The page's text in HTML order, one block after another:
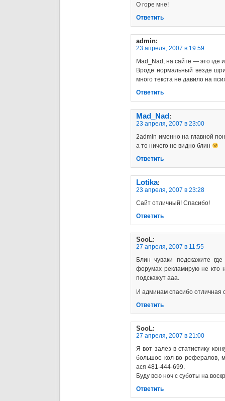
О горе мне!
Ответить
admin:
23 апреля, 2007 в 19:59
Mad_Nad, на сайте — это где
Вроде нормальный везде
много текста не давило на
Ответить
Mad_Nad :
23 апреля, 2007 в 23:00
2admin именно на главной
а то ничего не видно блин
Ответить
Lotika:
23 апреля, 2007 в 23:28
Сайт отличный! Спасибо!
Ответить
SooL:
27 апреля, 2007 в 11:55
Блин чуваки подскажите
форумах рекламирую не кто
подскажут ааа.
И админам спасибо отличная
Ответить
SooL:
27 апреля, 2007 в 21:00
Я вот залез в статистику
большое кол-во рефералов,
ася 481-444-699.
Буду всю ноч с суботы на
Ответить